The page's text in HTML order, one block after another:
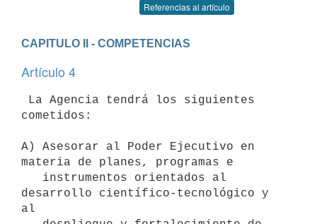
Referencias al artículo
CAPITULO II - COMPETENCIAS
Artículo 4
cometidos:
A) Asesorar al Poder Ejecutivo en
materia de planes, programas e
desarrollo científico-tecnológico y
al